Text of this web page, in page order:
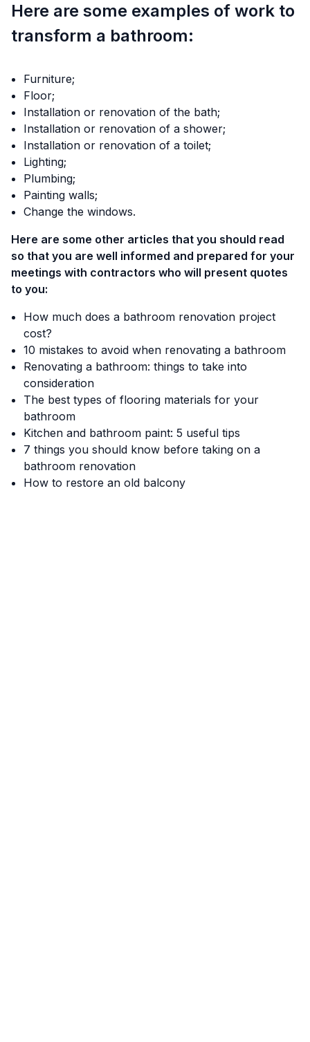
Here are some examples of work to
transform a bathroom:
Furniture;
Floor;
Installation or renovation of the bath;
Installation or renovation of a shower;
Installation or renovation of a toilet;
Lighting;
Plumbing;
Painting walls;
Change the windows.
Here are some other articles that you should read
so that you are well informed and prepared for your
meetings with contractors who will present quotes
to you:
How much does a bathroom renovation project
cost?
10 mistakes to avoid when renovating a bathroom
Renovating a bathroom: things to take into
consideration
The best types of flooring materials for your
bathroom
Kitchen and bathroom paint: 5 useful tips
7 things you should know before taking on a
bathroom renovation
How to restore an old balcony